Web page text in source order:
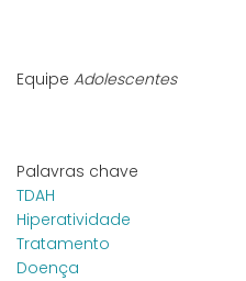
Equipe Adolescentes
Palavras chave
TDAH
Hiperatividade
Tratamento
Doença